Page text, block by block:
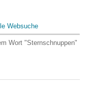
Websuche
Wort "Sternschnuppen"